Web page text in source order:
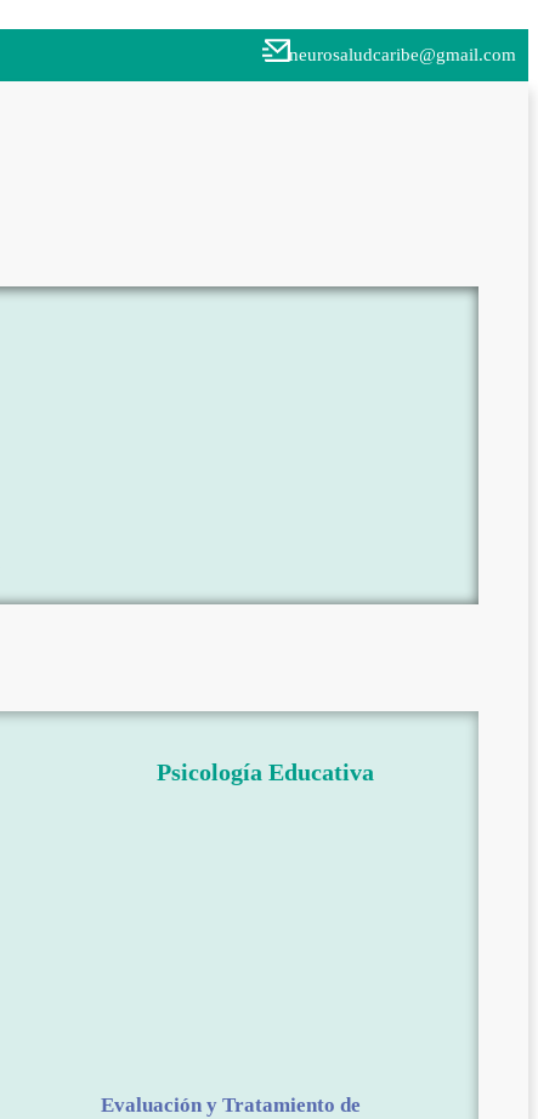
neurosaludcaribe@gmail.com
Psicología Educativa
Evaluación y Tratamiento de